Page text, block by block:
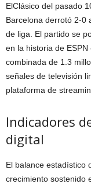
ElClásico del pasado
Barcelona derrotó 2-0
de liga. El partido se
en la historia de
combinada de 1.3
señales de televisión
plataforma de
Indicadores
digital
El balance estadístico
crecimiento sostenido